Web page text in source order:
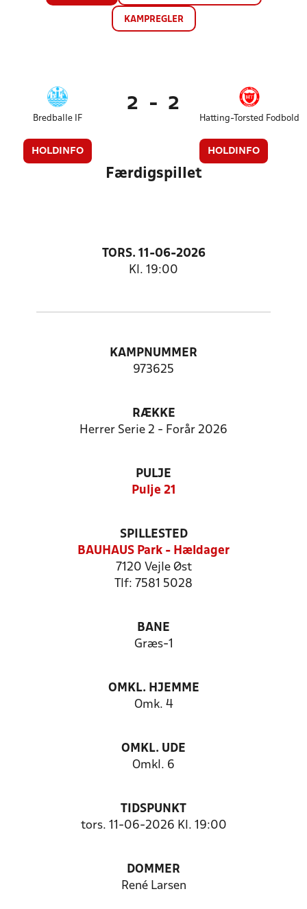
KAMPREGLER
Bredballe IF
HOLDINFO
2 - 2
Hatting-Torsted Fodbold
HOLDINFO
Færdigspillet
TORS. 11-06-2026
Kl. 19:00
KAMPNUMMER
973625
RÆKKE
Herrer Serie 2 - Forår 2026
PULJE
Pulje 21
SPILLESTED
BAUHAUS Park - Hældager
7120 Vejle Øst
Tlf: 7581 5028
BANE
Græs-1
OMKL. HJEMME
Omk. 4
OMKL. UDE
Omkl. 6
TIDSPUNKT
tors. 11-06-2026 Kl. 19:00
DOMMER
René Larsen